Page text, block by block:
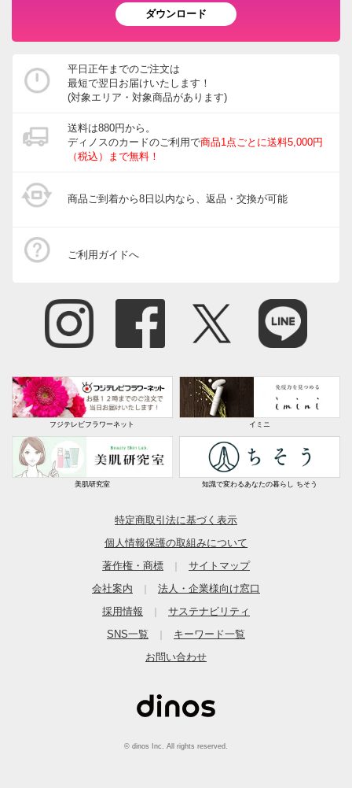
ダウンロード
平日正午までのご注文は
最短で翌日お届けいたします！
(対象エリア・対象商品があります)
送料は880円から。
ディノスのカードのご利用で商品1点ごとに送料5,000円
（税込）まで無料！
商品ご到着から8日以内なら、返品・交換が可能
ご利用ガイドへ
フジテレビフラワーネット イミニ
美肌研究室 知識で変わるあなたの暮らし ちそう
特定商取引法に基づく表示
個人情報保護の取組みについて
著作権・商標
サイトマップ
会社案内
法人・企業様向け窓口
採用情報
サステナビリティ
SNS一覧
キーワード一覧
お問い合わせ
© dinos Inc. All rights reserved.